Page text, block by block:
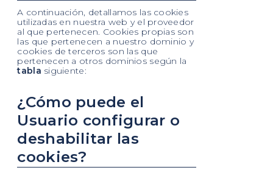
A continuación, detallamos las cookies
utilizadas en nuestra web y el proveedor
al que pertenecen. Cookies propias son
las que pertenecen a nuestro dominio y
cookies de terceros son las que
pertenecen a otros dominios según la
tabla siguiente:
¿Cómo puede el
Usuario configurar o
deshabilitar las
cookies?